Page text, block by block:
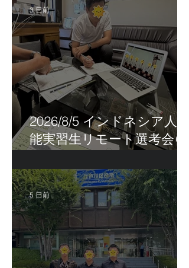
2026/8/5 インドネシア人技
能実習生リモート選考会＠
3 日前
5 日前